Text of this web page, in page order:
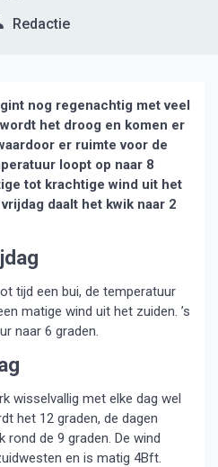
Redactie
nog regenachtig met veel
het droog en komen er
er ruimte voor de
loopt op naar 8
tot krachtige wind uit het
daalt het kwik naar 2
tijd een bui, de temperatuur
matige wind uit het zuiden. ’s
naar 6 graden.
wisselvallig met elke dag wel
het 12 graden, de dagen
de 9 graden. De wind
en is matig 4Bft.